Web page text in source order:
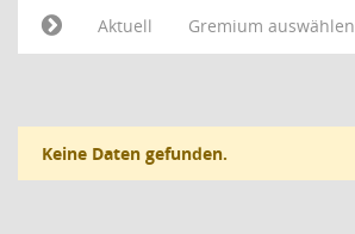
Aktuell
Gremium auswählen
Keine Daten gefunden.